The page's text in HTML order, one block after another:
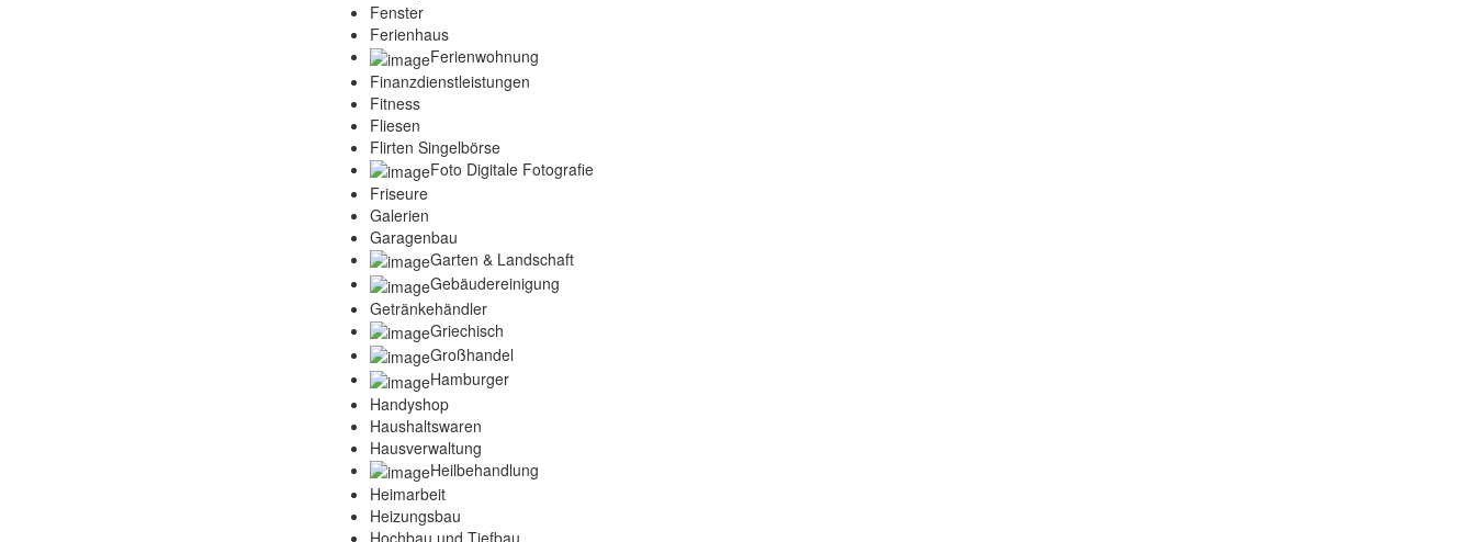
Fenster
Ferienhaus
Ferienwohnung
Finanzdienstleistungen
Fitness
Fliesen
Flirten Singelbörse
Foto Digitale Fotografie
Friseure
Galerien
Garagenbau
Garten & Landschaft
Gebäudereinigung
Getränkehändler
Griechisch
Großhandel
Hamburger
Handyshop
Haushaltswaren
Hausverwaltung
Heilbehandlung
Heimarbeit
Heizungsbau
Hochbau und Tiefbau